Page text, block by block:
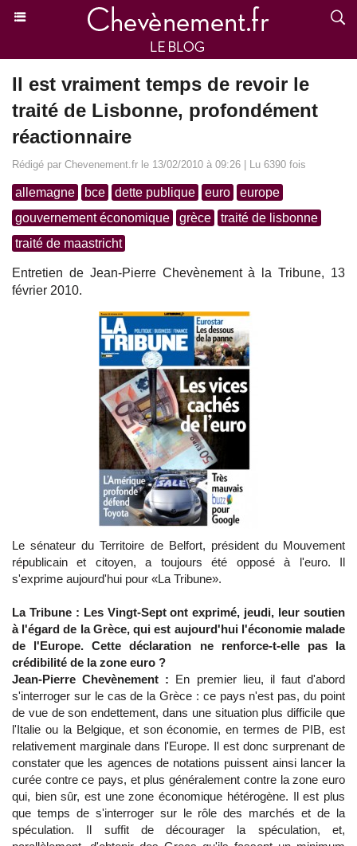
Il est vraiment temps de revoir le
traité de Lisbonne, profondément
réactionnaire
Rédigé par Chevenement.fr le 13/02/2010 à 09:26 | Lu 6390 fois
allemagne bce dette publique euro
europe
gouvernement économique
grèce
traité de lisbonne
traité de maastricht
Entretien de Jean-Pierre Chevènement à la Tribune, 13
février 2010.
Le sénateur du Territoire de Belfort, président du Mouvement
républicain et citoyen, a toujours été opposé à l'euro. Il
s'exprime aujourd'hui pour «La Tribune».
La Tribune : Les Vingt-Sept ont exprimé, jeudi, leur soutien
à l'égard de la Grèce, qui est aujourd'hui l'économie malade
de l'Europe. Cette déclaration ne renforce-t-elle pas la
crédibilité de la zone euro ?
Jean-Pierre Chevènement : En premier lieu, il faut d'abord
s'interroger sur le cas de la Grèce : ce pays n'est pas, du point
de vue de son endettement, dans une situation plus difficile que
l'Italie ou la Belgique, et son économie, en termes de PIB, est
relativement marginale dans l'Europe. Il est donc surprenant de
constater que les agences de notations puissent ainsi lancer la
curée contre ce pays, et plus généralement contre la zone euro
qui, bien sûr, est une zone économique hétérogène. Il est plus
que temps de s'interroger sur le rôle des marchés et de la
spéculation. Il suffit de décourager la spéculation, et,